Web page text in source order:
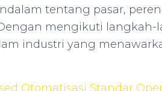
tentang pasar,
mengikuti langkah-
industri yang